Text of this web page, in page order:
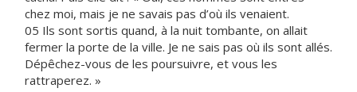
chez moi, mais je ne savais pas d’où ils venaient.
05 Ils sont sortis quand, à la nuit tombante, on allait
fermer la porte de la ville. Je ne sais pas où ils sont allés.
Dépêchez-vous de les poursuivre, et vous les
rattraperez. »